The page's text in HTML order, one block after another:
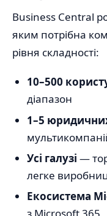
Business Central
яким потрібна
рівня складності:
10–500
діапазон
1–5
Усі галузі —
легке
Екосистема